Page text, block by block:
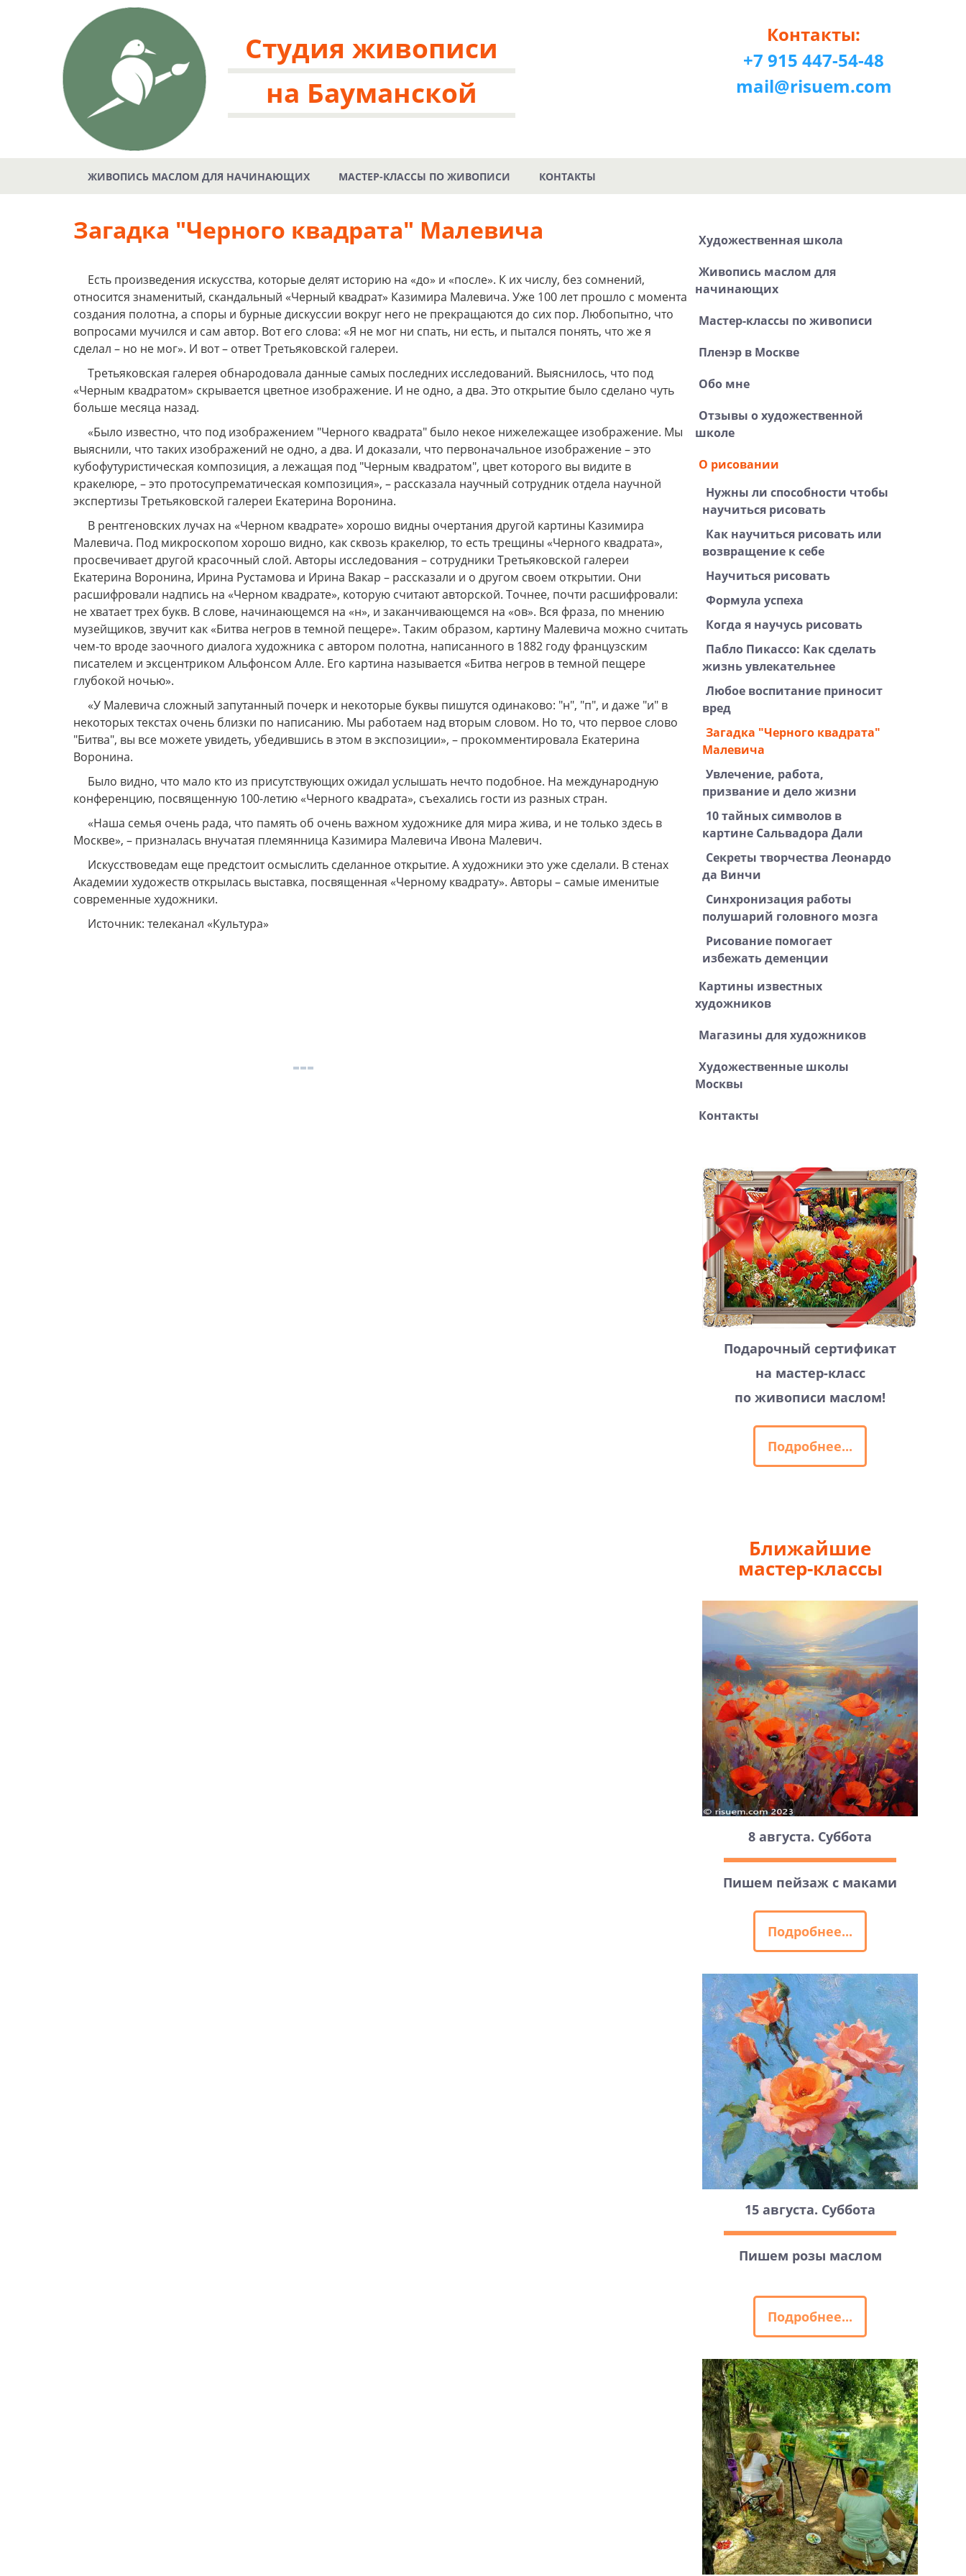
Студия живописи
на Бауманской
Контакты:
+7 915 447-54-48
mail@risuem.com
ЖИВОПИСЬ МАСЛОМ ДЛЯ НАЧИНАЮЩИХ МАСТЕР-КЛАССЫ ПО ЖИВОПИСИ КОНТАКТЫ
Загадка "Черного квадрата" Малевича
Есть произведения искусства, которые делят историю на «до» и «после». К их числу, без сомнений,
относится знаменитый, скандальный «Черный квадрат» Казимира Малевича. Уже 100 лет прошло с момента
создания полотна, а споры и бурные дискуссии вокруг него не прекращаются до сих пор. Любопытно, что
вопросами мучился и сам автор. Вот его слова: «Я не мог ни спать, ни есть, и пытался понять, что же я
сделал – но не мог». И вот – ответ Третьяковской галереи.
Третьяковская галерея обнародовала данные самых последних исследований. Выяснилось, что под
«Черным квадратом» скрывается цветное изображение. И не одно, а два. Это открытие было сделано чуть
больше месяца назад.
«Было известно, что под изображением "Черного квадрата" было некое нижележащее изображение. Мы
выяснили, что таких изображений не одно, а два. И доказали, что первоначальное изображение – это
кубофутуристическая композиция, а лежащая под "Черным квадратом", цвет которого вы видите в
кракелюре, – это протосупрематическая композиция», – рассказала научный сотрудник отдела научной
экспертизы Третьяковской галереи Екатерина Воронина.
В рентгеновских лучах на «Черном квадрате» хорошо видны очертания другой картины Казимира
Малевича. Под микроскопом хорошо видно, как сквозь кракелюр, то есть трещины «Черного квадрата»,
просвечивает другой красочный слой. Авторы исследования – сотрудники Третьяковской галереи
Екатерина Воронина, Ирина Рустамова и Ирина Вакар – рассказали и о другом своем открытии. Они
расшифровали надпись на «Черном квадрате», которую считают авторской. Точнее, почти расшифровали:
не хватает трех букв. В слове, начинающемся на «н», и заканчивающемся на «ов». Вся фраза, по мнению
музейщиков, звучит как «Битва негров в темной пещере». Таким образом, картину Малевича можно считать
чем-то вроде заочного диалога художника с автором полотна, написанного в 1882 году французским
писателем и эксцентриком Альфонсом Алле. Его картина называется «Битва негров в темной пещере
глубокой ночью».
«У Малевича сложный запутанный почерк и некоторые буквы пишутся одинаково: "н", "п", и даже "и" в
некоторых текстах очень близки по написанию. Мы работаем над вторым словом. Но то, что первое слово
"Битва", вы все можете увидеть, убедившись в этом в экспозиции», – прокомментировала Екатерина
Воронина.
Было видно, что мало кто из присутствующих ожидал услышать нечто подобное. На международную
конференцию, посвященную 100-летию «Черного квадрата», съехались гости из разных стран.
«Наша семья очень рада, что память об очень важном художнике для мира жива, и не только здесь в
Москве», – призналась внучатая племянница Казимира Малевича Ивона Малевич.
Искусствоведам еще предстоит осмыслить сделанное открытие. А художники это уже сделали. В стенах
Академии художеств открылась выставка, посвященная «Черному квадрату». Авторы – самые именитые
современные художники.
Источник: телеканал «Культура»
Художественная школа
Живопись маслом для
начинающих
Мастер-классы по живописи
Пленэр в Москве
Обо мне
Отзывы о художественной
школе
О рисовании
Нужны ли способности чтобы
научиться рисовать
Как научиться рисовать или
возвращение к себе
Научиться рисовать
Формула успеха
Когда я научусь рисовать
Пабло Пикассо: Как сделать
жизнь увлекательнее
Любое воспитание приносит
вред
Загадка "Черного квадрата"
Малевича
Увлечение, работа,
призвание и дело жизни
10 тайных символов в
картине Сальвадора Дали
Секреты творчества Леонардо
да Винчи
Синхронизация работы
полушарий головного мозга
Рисование помогает
избежать деменции
Картины известных
художников
Магазины для художников
Художественные школы
Москвы
Контакты
Подарочный сертификат
на мастер-класс
по живописи маслом!
Подробнее...
Ближайшие
мастер-классы
8 августа. Суббота
Пишем пейзаж с маками
Подробнее...
15 августа. Суббота
Пишем розы маслом
Подробнее...